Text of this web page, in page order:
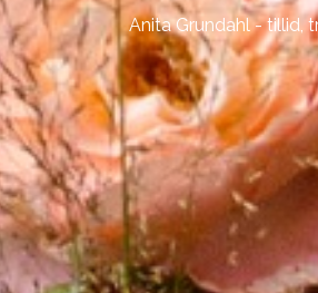
Anita Grundahl - tillid,